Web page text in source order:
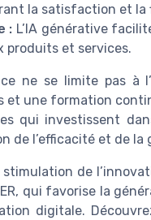
la satisfaction et la
: L’IA générative
produits et services.
ne se limite pas à
et une formation
qui investissent
de l’efficacité et de la
de
qui favorise la
digitale.